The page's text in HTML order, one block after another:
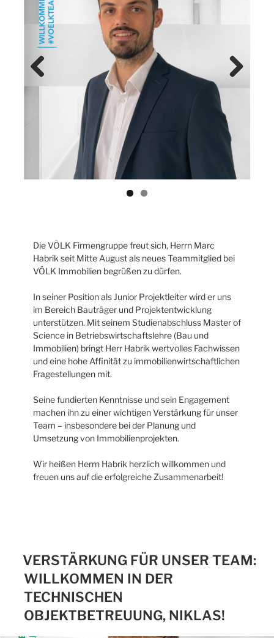
Previ
Die VÖLK Firmengruppe freut sich, Herrn Marc
Habrik seit Mitte August als neues Teammitglied bei
VÖLK Immobilien begrüßen zu dürfen.
In seiner Position als Junior Projektleiter wird er uns
im Bereich Bauträger und Projektentwicklung
unterstützen. Mit seinem Studienabschluss Master of
Science in Betriebswirtschaftslehre (Bau und
Immobilien) bringt Herr Habrik wertvolles Fachwissen
und eine hohe Affinität zu immobilienwirtschaftlichen
Fragestellungen mit.
Seine fundierten Kenntnisse und sein Engagement
machen ihn zu einer wichtigen Verstärkung für unser
Team – insbesondere bei der Planung und
Umsetzung von Immobilienprojekten.
Wir heißen Herrn Habrik herzlich willkommen und
freuen uns auf die erfolgreiche Zusammenarbeit!
VERSTÄRKUNG FÜR UNSER TEAM:
WILLKOMMEN IN DER
TECHNISCHEN
OBJEKTBETREUUNG, NIKLAS!